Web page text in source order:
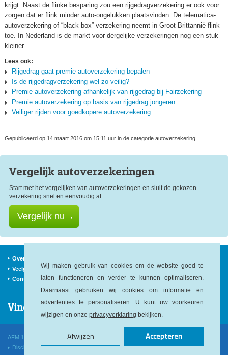
Wij maken gebruik van cookies om de website goed te
laten functioneren en verder te kunnen optimaliseren.
Daarnaast gebruiken wij cookies om informatie en
advertenties te personaliseren. U kunt uw voorkeuren
wijzigen en onze privacyverklaring bekijken.
Afwijzen Accepteren
krijgt. Naast de flinke besparing zou een rijgedragverzekering er ook voor
zorgen dat er flink minder auto-ongelukken plaatsvinden. De telematica-
autoverzekering of “black box” verzekering neemt in Groot-Brittannië flink
toe. In Nederland is de markt voor dergelijke verzekeringen nog een stuk
kleiner.
Lees ook:
Rijgedrag gaat premie autoverzekering bepalen
Is de rijgedragverzekering wel zo veilig?
Premie autoverzekering afhankelijk van rijgedrag bij Fairzekering
Premie autoverzekering op basis van rijgedrag jongeren
Veiliger rijden voor goedkopere autoverzekering
Gepubliceerd op 14 maart 2016 om 15:11 uur in de categorie autoverzekering.
Vergelijk autoverzekeringen
Start met het vergelijken van autoverzekeringen en sluit de gekozen
verzekering snel en eenvoudig af.
Vergelijk nu
Over ons
Veelgestelde vragen
Begrippen
Sitemap
Contact
Vind ons op:
AFM 12040146 KvK 52478564
KiFiD 300.014545
Disclaimer
Privacy Cookies
Voorwaarden